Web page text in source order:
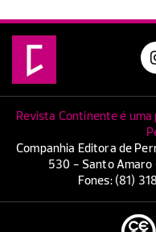
Revista Continente é uma
Companhia Editora de
530 - Santo Amaro
Fones: (81)